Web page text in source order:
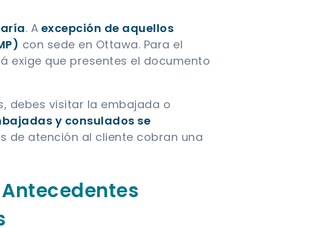
. A excepción de aquellos
con sede en Ottawa. Para el
exige que presentes el documento
debes visitar la embajada o
y consulados se
de atención al cliente cobran una